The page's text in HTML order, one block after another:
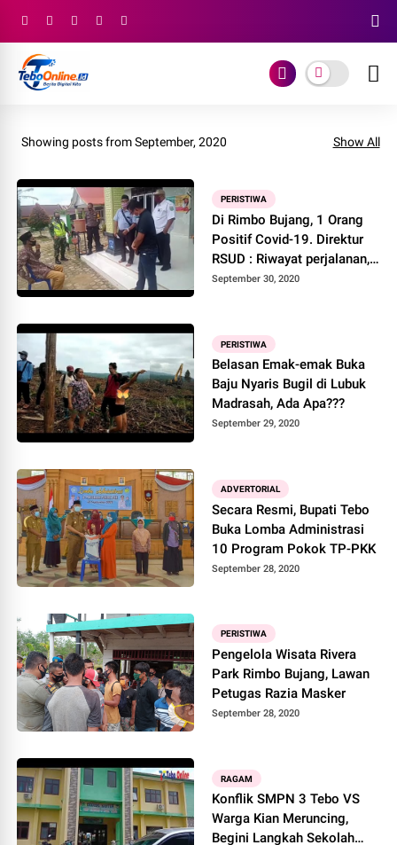
Showing posts from September, 2020 Show All
PERISTIWA
Di Rimbo Bujang, 1 Orang
Positif Covid-19. Direktur
RSUD : Riwayat perjalanan,
disangkal
September 30, 2020
PERISTIWA
Belasan Emak-emak Buka
Baju Nyaris Bugil di Lubuk
Madrasah, Ada Apa???
September 29, 2020
ADVERTORIAL
Secara Resmi, Bupati Tebo
Buka Lomba Administrasi
10 Program Pokok TP-PKK
September 28, 2020
PERISTIWA
Pengelola Wisata Rivera
Park Rimbo Bujang, Lawan
Petugas Razia Masker
September 28, 2020
RAGAM
Konflik SMPN 3 Tebo VS
Warga Kian Meruncing,
Begini Langkah Sekolah